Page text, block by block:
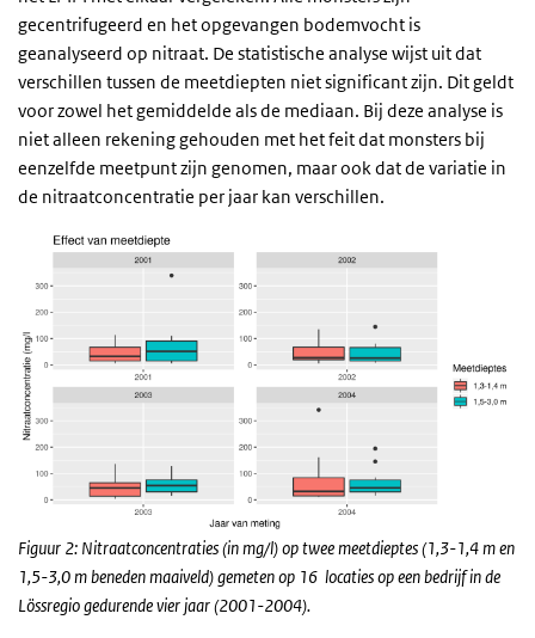
gecentrifugeerd en het opgevangen bodemvocht is
geanalyseerd op nitraat. De statistische analyse wijst uit dat
verschillen tussen de meetdiepten niet significant zijn. Dit geldt
voor zowel het gemiddelde als de mediaan. Bij deze analyse is
niet alleen rekening gehouden met het feit dat monsters bij
eenzelfde meetpunt zijn genomen, maar ook dat de variatie in
de nitraatconcentratie per jaar kan verschillen.
Figuur 2: Nitraatconcentraties (in mg/l) op twee meetdieptes (1,3-1,4 m en
1,5-3,0 m beneden maaiveld) gemeten op 16 locaties op een bedrijf in de
Lössregio gedurende vier jaar (2001-2004).